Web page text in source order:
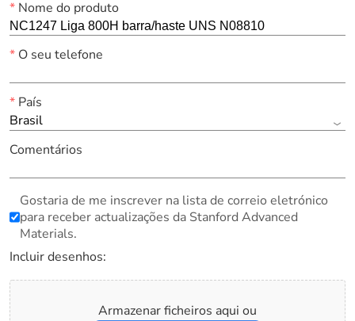
*Nome do produto
*O seu telefone
*País
Brasil
Comentários
Gostaria de me inscrever na lista de correio eletrónico
para receber actualizações da Stanford Advanced
Materials.
Incluir desenhos:
Armazenar ficheiros aqui ou